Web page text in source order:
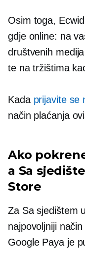
Osim toga,
gdje online: na
društvenih
te na tržištima
Kada prijavite se
način plaćanja
Ako
a Sa
Store
Za Sa sjedištem
najpovoljniji
Google Paya je